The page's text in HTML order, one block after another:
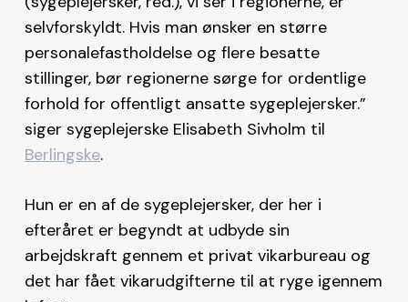
selvforskyldt. Hvis man ønsker en større
personalefastholdelse og flere besatte
stillinger, bør regionerne sørge for ordentlige
forhold for offentligt ansatte sygeplejersker.”
siger sygeplejerske Elisabeth Sivholm til
Berlingske.
Hun er en af de sygeplejersker, der her i
efteråret er begyndt at udbyde sin
arbejdskraft gennem et privat vikarbureau og
det har fået vikarudgifterne til at ryge igennem